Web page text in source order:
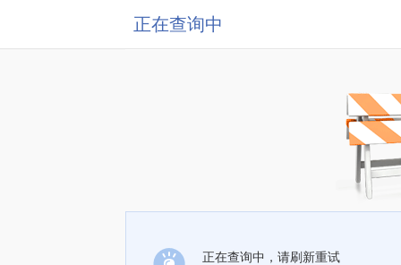
正在查询中
正在查询中，请刷新重试